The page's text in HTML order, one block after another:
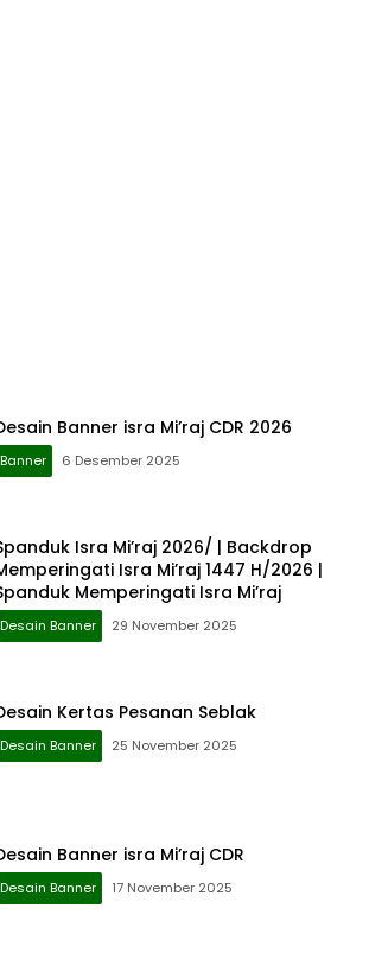
Banner isra Mi’raj CDR 2026
Banner 6 Desember 2025
Isra Mi’raj 2026/ | Backdrop
Isra Mi’raj 1447 H/2026 |
Memperingati Isra Mi’raj
Desain Banner 29 November 2025
Kertas Pesanan Seblak
Desain Banner 25 November 2025
Banner isra Mi’raj CDR
Desain Banner 17 November 2025